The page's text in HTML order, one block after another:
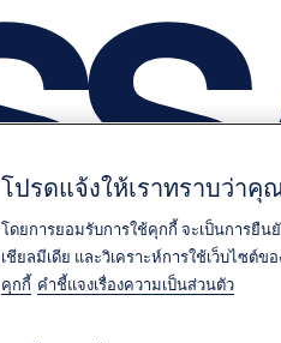
โปรดแจ้งให้เราทราบว่า
โดยการยอมรับการใช้คุกกี้ จะเป็นการยื
เชียลมีเดีย และวิเคราะห์การใช้เว็บไซ
คุกกี้ คำชี้แจงเรื่องความเป็นส่วนตัว